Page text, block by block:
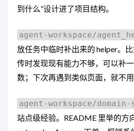
到什么”设计进了项目结构。
agent-workspace/
放任务中临时补出来的 helper。
传时发现现有能力不够，可以补
数；下次再遇到类似页面，就不用
agent-workspace/
站点级经验。README 里举的方